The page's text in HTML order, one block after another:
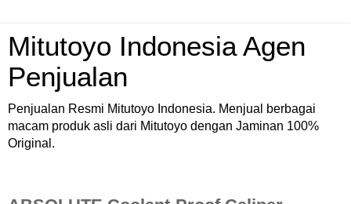
Mitutoyo Indonesia Agen
Penjualan
Penjualan Resmi Mitutoyo Indonesia. Menjual berbagai
macam produk asli dari Mitutoyo dengan Jaminan 100%
Original.